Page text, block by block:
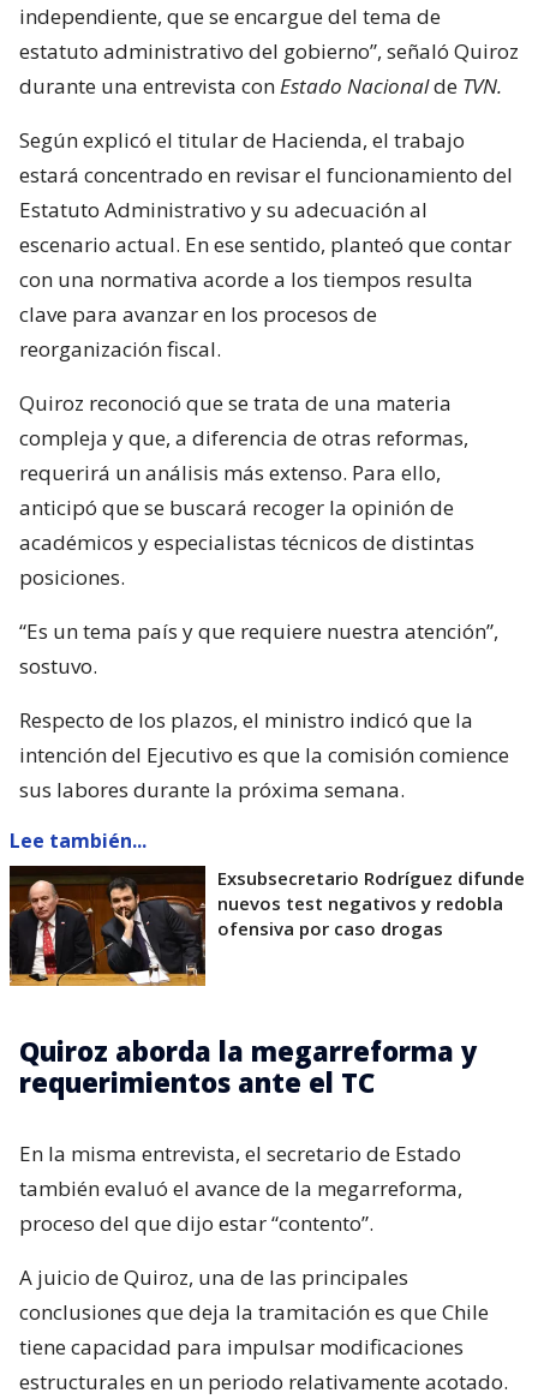
independiente, que se encargue del tema de
estatuto administrativo del gobierno”, señaló Quiroz
durante una entrevista conEstado Nacionalde TVN.
Según explicó el titular de Hacienda, el trabajo
estará concentrado en revisar el funcionamiento del
Estatuto Administrativo y su adecuación al
escenario actual. En ese sentido, planteó que contar
con una normativa acorde a los tiempos resulta
clave para avanzar en los procesos de
reorganización fiscal.
Quiroz reconoció que se trata de una materia
compleja y que, a diferencia de otras reformas,
requerirá un análisis más extenso. Para ello,
anticipó que se buscará recoger la opinión de
académicos y especialistas técnicos de distintas
posiciones.
“Es un tema país y que requiere nuestra atención”,
sostuvo.
Respecto de los plazos, el ministro indicó que la
intención del Ejecutivo es que la comisión comience
sus labores durante la próxima semana.
Lee también...
Exsubsecretario Rodríguez difunde
nuevos test negativos y redobla
ofensiva por caso drogas
Quiroz aborda la megarreforma y
requerimientos ante el TC
En la misma entrevista, el secretario de Estado
también evaluó el avance de la megarreforma,
proceso del que dijo estar “contento”.
A juicio de Quiroz, una de las principales
conclusiones que deja la tramitación es que Chile
tiene capacidad para impulsar modificaciones
estructurales en un periodo relativamente acotado.